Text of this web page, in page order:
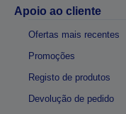
Apoio ao cliente
Ofertas mais recentes
Promoções
Registo de produtos
Devolução de pedido